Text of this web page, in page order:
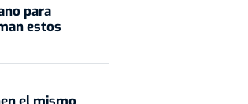
para
estos